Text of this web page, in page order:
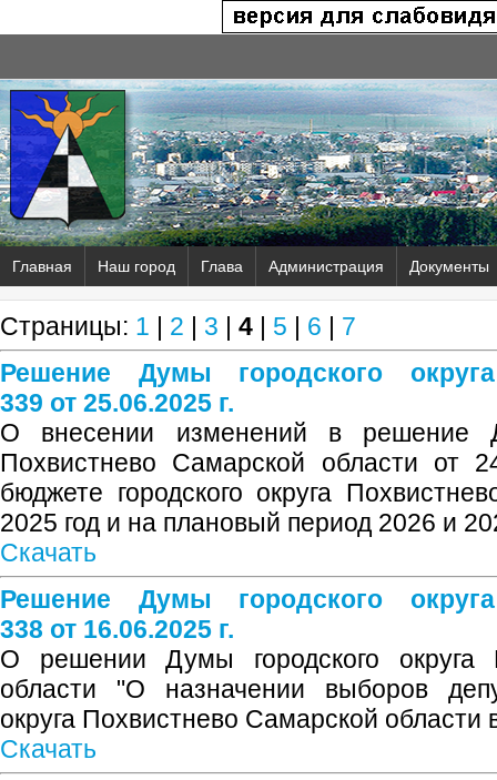
Главная Наш город Глава Администрация Документы
Страницы: 1 | 2 | 3 | 4 | 5 | 6 | 7
Решение Думы городского
339 от 25.06.2025 г.
О внесении изменений в решение
Похвистнево Самарской области
бюджете городского округа
2025 год и на плановый период 2026 и
Скачать
Решение Думы городского
338 от 16.06.2025 г.
О решении Думы городского округа
области "О назначении выборов
округа Похвистнево Самарской области
Скачать